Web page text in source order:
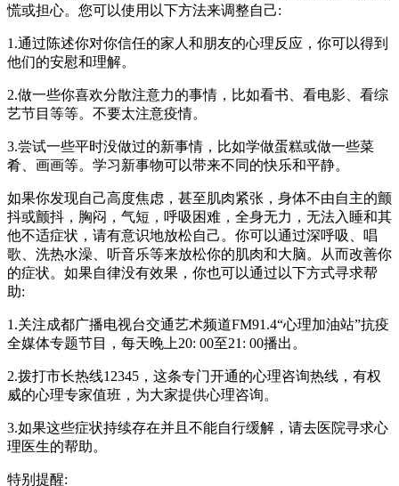
慌或担心。您可以使用以下方法来调整自己:
1.通过陈述你对你信任的家人和朋友的心理反应，你可以得到
他们的安慰和理解。
2.做一些你喜欢分散注意力的事情，比如看书、看电影、看综
艺节目等等。不要太注意疫情。
3.尝试一些平时没做过的新事情，比如学做蛋糕或做一些菜
肴、画画等。学习新事物可以带来不同的快乐和平静。
如果你发现自己高度焦虑，甚至肌肉紧张，身体不由自主的颤
抖或颤抖，胸闷，气短，呼吸困难，全身无力，无法入睡和其
他不适症状，请有意识地放松自己。你可以通过深呼吸、唱
歌、洗热水澡、听音乐等来放松你的肌肉和大脑。从而改善你
的症状。如果自律没有效果，你也可以通过以下方式寻求帮
助:
1.关注成都广播电视台交通艺术频道FM91.4“心理加油站”抗疫
全媒体专题节目，每天晚上20: 00至21: 00播出。
2.拨打市长热线12345，这条专门开通的心理咨询热线，有权
威的心理专家值班，为大家提供心理咨询。
3.如果这些症状持续存在并且不能自行缓解，请去医院寻求心
理医生的帮助。
特别提醒: